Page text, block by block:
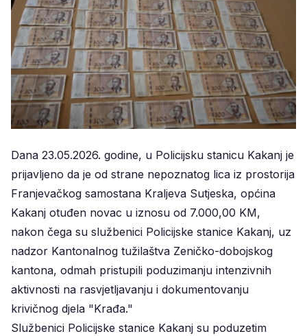
Dana 23.05.2026. godine, u Policijsku stanicu Kakanj je
prijavljeno da je od strane nepoznatog lica iz prostorija
Franjevačkog samostana Kraljeva Sutjeska, općina
Kakanj otuđen novac u iznosu od 7.000,00 KM,
nakon čega su službenici Policijske stanice Kakanj, uz
nadzor Kantonalnog tužilaštva Zeničko-dobojskog
kantona, odmah pristupili poduzimanju intenzivnih
aktivnosti na rasvjetljavanju i dokumentovanju
krivičnog djela "Krađa."
Službenici Policijske stanice Kakanj su poduzetim